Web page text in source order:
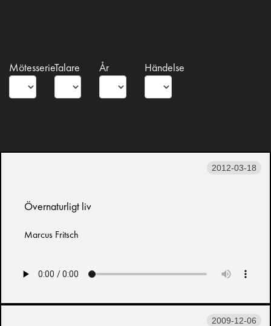
MötesserieTalare År Händelse
2012-03-18
Övernaturligt liv
Marcus Fritsch
2009-12-06